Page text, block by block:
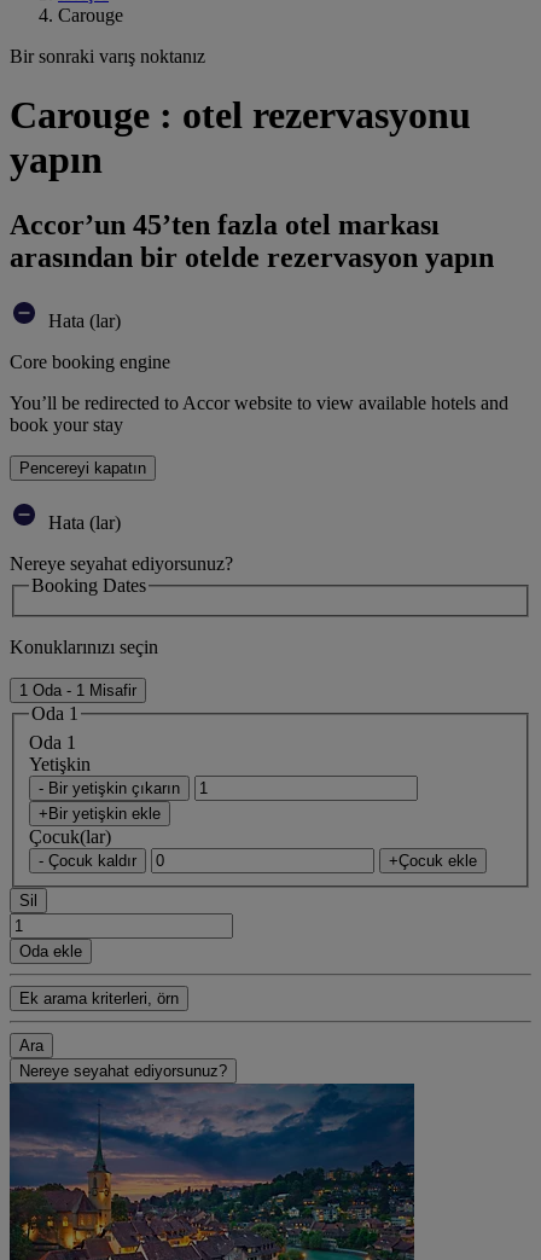
Carouge
Bir sonraki varış noktanız
Carouge : otel rezervasyonu
yapın
Accor’un 45’ten fazla otel markası
arasından bir otelde rezervasyon yapın
Hata (lar)
Core booking engine
You’ll be redirected to Accor website to view available hotels and
book your stay
Pencereyi kapatın
Hata (lar)
Nereye seyahat ediyorsunuz?
Booking Dates
Konuklarınızı seçin
1 Oda - 1 Misafir
Oda 1
Oda 1
Yetişkin
- Bir yetişkin çıkarın
+Bir yetişkin ekle
Çocuk(lar)
- Çocuk kaldır +Çocuk ekle
Sil
Oda ekle
Ek arama kriterleri, örn
Ara
Nereye seyahat ediyorsunuz?